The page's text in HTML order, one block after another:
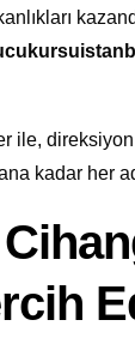
ile,
kadar her